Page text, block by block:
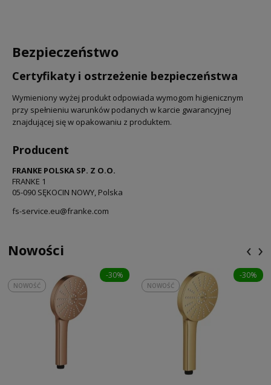
Bezpieczeństwo
Certyfikaty i ostrzeżenie bezpieczeństwa
Wymieniony wyżej produkt odpowiada wymogom higienicznym
przy spełnieniu warunków podanych w karcie gwarancyjnej
znajdującej się w opakowaniu z produktem.
Producent
FRANKE POLSKA SP. Z O.O.
FRANKE 1
05-090 SĘKOCIN NOWY, Polska
fs-service.eu@franke.com
Nowości
-30%
NOWOŚĆ
-30%
NOWOŚĆ
‹ ›